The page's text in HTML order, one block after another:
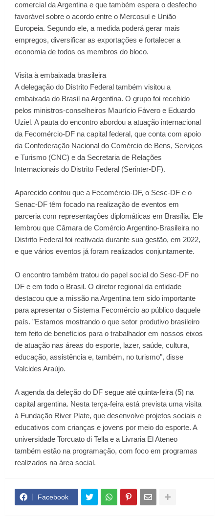
comercial da Argentina e que também espera o desfecho
favorável sobre o acordo entre o Mercosul e União
Europeia. Segundo ele, a medida poderá gerar mais
empregos, diversificar as exportações e fortalecer a
economia de todos os membros do bloco.
Visita à embaixada brasileira
A delegação do Distrito Federal também visitou a
embaixada do Brasil na Argentina. O grupo foi recebido
pelos ministros-conselheiros Maurício Fávero e Eduardo
Uziel. A pauta do encontro abordou a atuação internacional
da Fecomércio-DF na capital federal, que conta com apoio
da Confederação Nacional do Comércio de Bens, Serviços
e Turismo (CNC) e da Secretaria de Relações
Internacionais do Distrito Federal (Serinter-DF).
Aparecido contou que a Fecomércio-DF, o Sesc-DF e o
Senac-DF têm focado na realização de eventos em
parceria com representações diplomáticas em Brasília. Ele
lembrou que Câmara de Comércio Argentino-Brasileira no
Distrito Federal foi reativada durante sua gestão, em 2022,
e que vários eventos já foram realizados conjuntamente.
O encontro também tratou do papel social do Sesc-DF no
DF e em todo o Brasil. O diretor regional da entidade
destacou que a missão na Argentina tem sido importante
para apresentar o Sistema Fecomércio ao público daquele
país. "Estamos mostrando o que setor produtivo brasileiro
tem feito de benefícios para o trabalhador em nossos eixos
de atuação nas áreas do esporte, lazer, saúde, cultura,
educação, assistência e, também, no turismo", disse
Valcides Araújo.
A agenda da deleção do DF segue até quinta-feira (5) na
capital argentina. Nesta terça-feira está prevista uma visita
à Fundação River Plate, que desenvolve projetos sociais e
educativos com crianças e jovens por meio do esporte. A
universidade Torcuato di Tella e a Livraria El Ateneo
também estão na programação, com foco em programas
realizados na área social.
Facebook